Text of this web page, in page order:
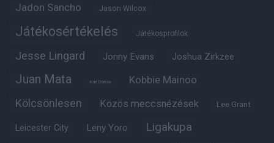
Jadon Sancho Jason Wilcox
Játékosértékelés Játékosprofilok
Jesse Lingard Jonny Evans Joshua Zirkzee
Juan Mata Karl Darlow Kobbie Mainoo
Kölcsönlesen Közös meccsnézések Lee Grant
Leicester City Leny Yoro Ligakupa